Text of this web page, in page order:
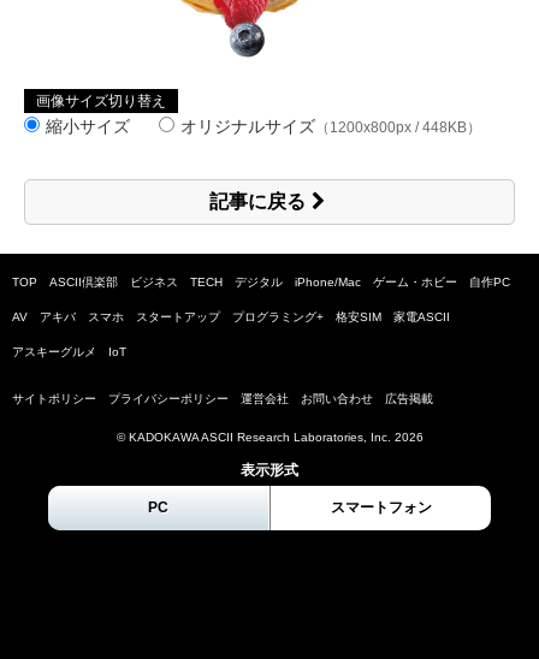
画像サイズ切り替え
縮小サイズ オリジナルサイズ （1200x800px / 448KB）
記事に戻る
TOP ASCII倶楽部 ビジネス TECH デジタル iPhone/Mac ゲーム・ホビー 自作PC
AV アキバ スマホ スタートアップ プログラミング+ 格安SIM 家電ASCII
アスキーグルメ IoT
サイトポリシー プライバシーポリシー 運営会社 お問い合わせ 広告掲載
© KADOKAWA ASCII Research Laboratories, Inc. 2026
表示形式
PC スマートフォン